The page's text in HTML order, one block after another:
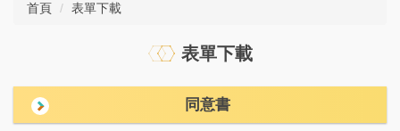
首頁
表單下載
表單下載
同意書